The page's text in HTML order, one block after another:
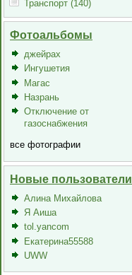
Транспорт (140)
Фотоальбомы
джейрах
Ингушетия
Магас
Назрань
Отключение от
газоснабжения
все фотографии
Новые пользователи
Алина Михайлова
Я Аиша
tol.yancom
Екатерина55588
UWW